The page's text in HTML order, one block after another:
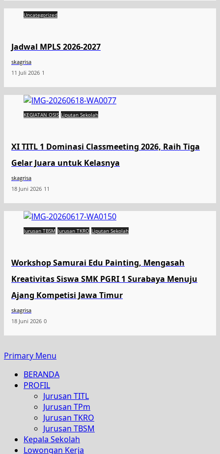
Uncategorized
Jadwal MPLS 2026-2027
skagrisa
11 Juli 2026 1
KEGIATAN OSIS Liputan Sekolah
XI TITL 1 Dominasi Classmeeting 2026, Raih Tiga
Gelar Juara untuk Kelasnya
skagrisa
18 Juni 2026 11
Jurusan TBSM Jurusan TKRO Liputan Sekolah
Workshop Samurai Edu Painting, Mengasah
Kreativitas Siswa SMK PGRI 1 Surabaya Menuju
Ajang Kompetisi Jawa Timur
skagrisa
18 Juni 2026 0
Primary Menu
BERANDA
PROFIL
Jurusan TITL
Jurusan TPm
Jurusan TKRO
Jurusan TBSM
Kepala Sekolah
Lowongan Kerja